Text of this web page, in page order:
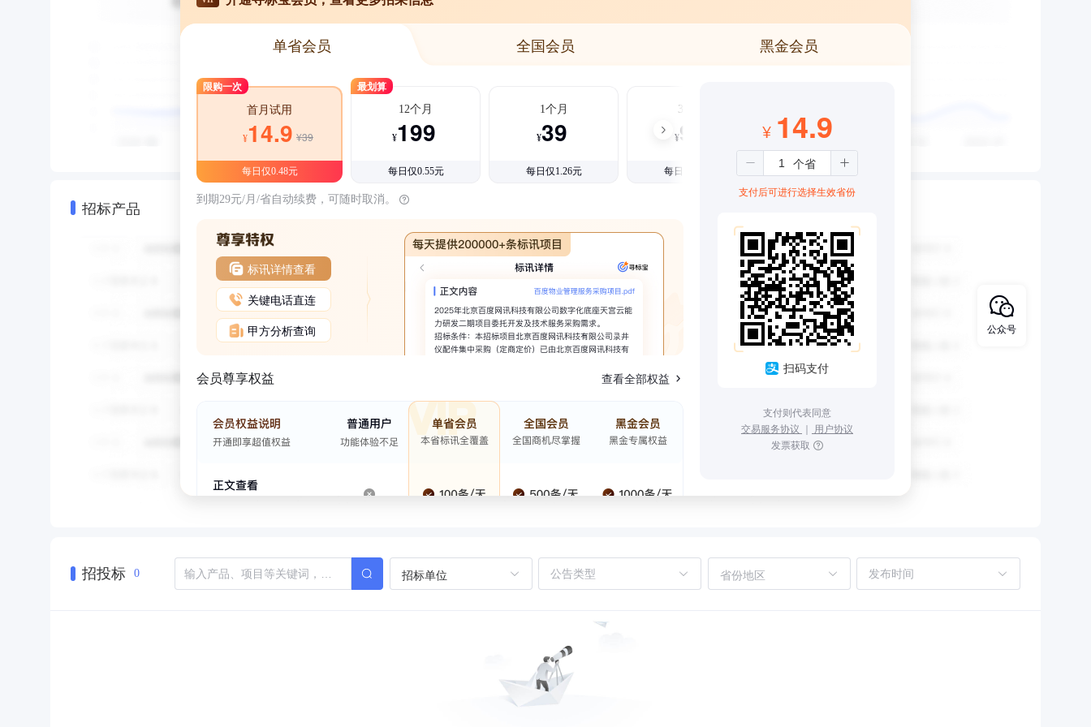
招标产品
单省会员 全国会员 黑金会员
限购一次
首月试用
¥14.9 ¥39
每日仅0.48元
最划算
12个月
¥199
每日仅0.55元
1个月
¥39
每日仅1.26元
3个月
¥99
每日仅1.08元
到期29元/月/省自动续费，可随时取消。
标讯详情查看
关键电话直连
甲方分析查询
会员尊享权益 查看全部权益
¥ 14.9
支付后可进行选择生效省份
扫码支付
支付则代表同意
交易服务协议 ｜ 用户协议
发票获取
招投标 0 招标单位 省份地区
公众号